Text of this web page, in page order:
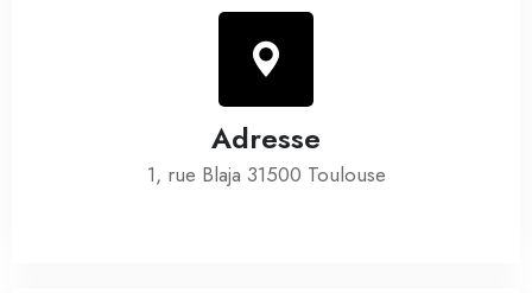
Adresse
1, rue Blaja 31500 Toulouse